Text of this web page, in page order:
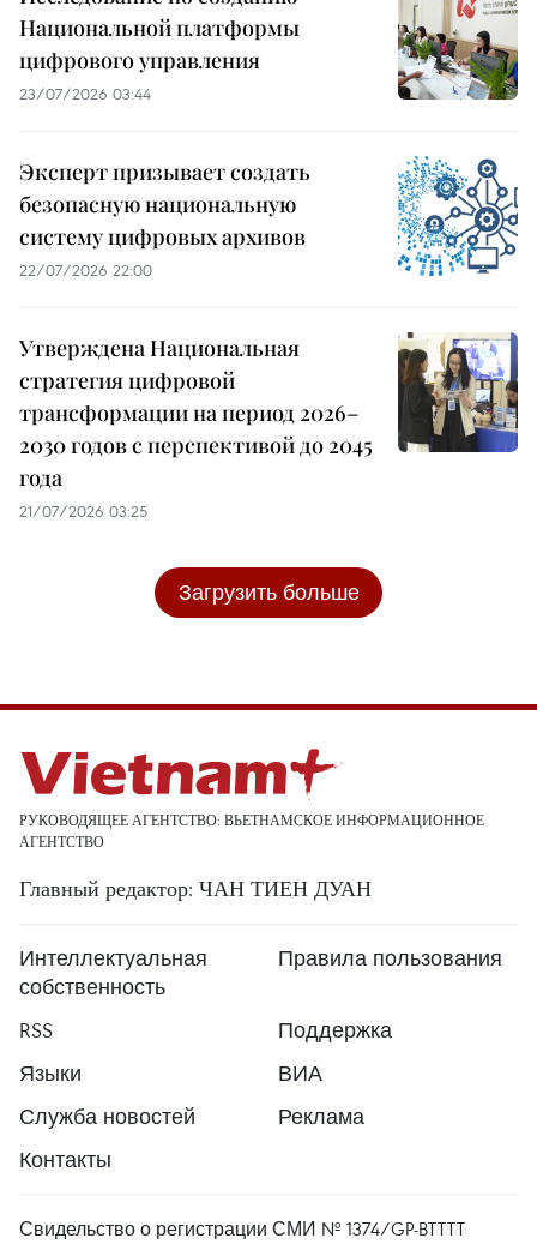
Национальной платформы
цифрового управления
23/07/2026 03:44
Эксперт призывает создать
безопасную национальную
систему цифровых архивов
22/07/2026 22:00
Утверждена Национальная
стратегия цифровой
трансформации на период 2026–
2030 годов с перспективой до 2045
года
21/07/2026 03:25
Загрузить больше
РУКОВОДЯЩЕЕ АГЕНТСТВО: ВЬЕТНАМСКОЕ ИНФОРМАЦИОННОЕ
АГЕНТСТВО
Главный редактор: ЧАН ТИЕН ДУАН
Интеллектуальная
собственность
Правила пользования
RSS
Поддержка
Языки
ВИА
Служба новостей
Реклама
Контакты
Свидельство о регистрации СМИ № 1374/GP-BTTTT